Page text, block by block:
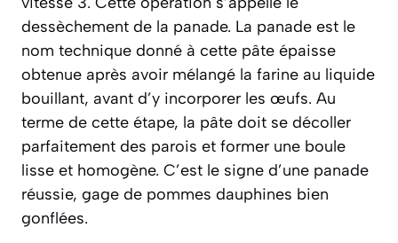
dessèchement de la panade. La panade est le
nom technique donné à cette pâte épaisse
obtenue après avoir mélangé la farine au liquide
bouillant, avant d’y incorporer les œufs. Au
terme de cette étape, la pâte doit se décoller
parfaitement des parois et former une boule
lisse et homogène. C’est le signe d’une panade
réussie, gage de pommes dauphines bien
gonflées.